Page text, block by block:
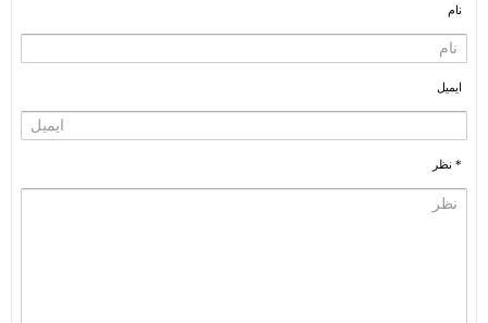
نام
ایمیل
* نظر